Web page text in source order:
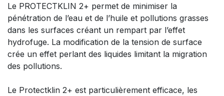
Le PROTECTKLIN 2+ permet de minimiser la
pénétration de l’eau et de l’huile et pollutions grasses
dans les surfaces créant un rempart par l’effet
hydrofuge. La modification de la tension de surface
crée un effet perlant des liquides limitant la migration
des pollutions.
Le Protectklin 2+ est particulièrement efficace, les